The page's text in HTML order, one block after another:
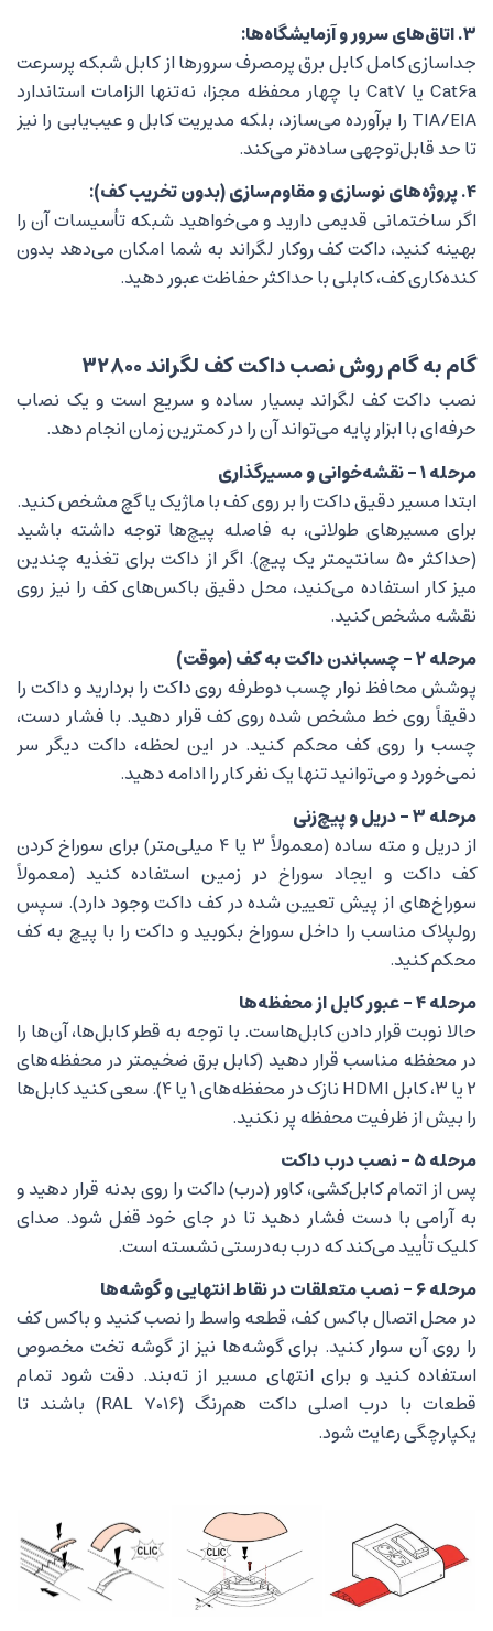
۳. اتاق‌های سرور و آزمایشگاه‌ها:
جداسازی کامل کابل برق پرمصرف سرورها از کابل شبکه پرسرعت
Cat6a یا Cat7 با چهار محفظه مجزا، نه‌تنها الزامات استاندارد
TIA/EIA را برآورده می‌سازد، بلکه مدیریت کابل و عیب‌یابی را نیز
تا حد قابل‌توجهی ساده‌تر می‌کند.
۴. پروژه‌های نوسازی و مقاوم‌سازی (بدون تخریب کف):
اگر ساختمانی قدیمی دارید و می‌خواهید شبکه تأسیسات آن را
بهینه کنید، داکت کف روکار لگراند به شما امکان می‌دهد بدون
کنده‌کاری کف، کابلی با حداکثر حفاظت عبور دهید.
گام به گام روش نصب داکت کف لگراند ۳۲۸۰۰
نصب داکت کف لگراند بسیار ساده و سریع است و یک نصاب
حرفه‌ای با ابزار پایه می‌تواند آن را در کمترین زمان انجام دهد.
مرحله ۱ – نقشه‌خوانی و مسیرگذاری
ابتدا مسیر دقیق داکت را بر روی کف با ماژیک یا گچ مشخص کنید.
برای مسیرهای طولانی، به فاصله پیچ‌ها توجه داشته باشید
(حداکثر ۵۰ سانتیمتر یک پیچ). اگر از داکت برای تغذیه چندین
میز کار استفاده می‌کنید، محل دقیق باکس‌های کف را نیز روی
نقشه مشخص کنید.
مرحله ۲ – چسباندن داکت به کف (موقت)
پوشش محافظ نوار چسب دوطرفه روی داکت را بردارید و داکت را
دقیقاً روی خط مشخص شده روی کف قرار دهید. با فشار دست،
چسب را روی کف محکم کنید. در این لحظه، داکت دیگر سر
نمی‌خورد و می‌توانید تنها یک نفر کار را ادامه دهید.
مرحله ۳ – دریل و پیچ‌زنی
از دریل و مته ساده (معمولاً ۳ یا ۴ میلی‌متر) برای سوراخ کردن
کف داکت و ایجاد سوراخ در زمین استفاده کنید (معمولاً
سوراخ‌های از پیش تعیین شده در کف داکت وجود دارد). سپس
رولپلاک مناسب را داخل سوراخ بکوبید و داکت را با پیچ به کف
محکم کنید.
مرحله ۴ – عبور کابل از محفظه‌ها
حالا نوبت قرار دادن کابل‌هاست. با توجه به قطر کابل‌ها، آن‌ها را
در محفظه مناسب قرار دهید (کابل برق ضخیمتر در محفظه‌های
۲ یا ۳، کابل HDMI نازک در محفظه‌های ۱ یا ۴). سعی کنید کابل‌ها
را بیش از ظرفیت محفظه پر نکنید.
مرحله ۵ – نصب درب داکت
پس از اتمام کابل‌کشی، کاور (درب) داکت را روی بدنه قرار دهید و
به آرامی با دست فشار دهید تا در جای خود قفل شود. صدای
کلیک تأیید می‌کند که درب به‌درستی نشسته است.
مرحله ۶ – نصب متعلقات در نقاط انتهایی و گوشه‌ها
در محل اتصال باکس کف، قطعه واسط را نصب کنید و باکس کف
را روی آن سوار کنید. برای گوشه‌ها نیز از گوشه تخت مخصوص
استفاده کنید و برای انتهای مسیر از ته‌بند. دقت شود تمام
قطعات با درب اصلی داکت هم‌رنگ (RAL 7016) باشند تا
یکپارچگی رعایت شود.